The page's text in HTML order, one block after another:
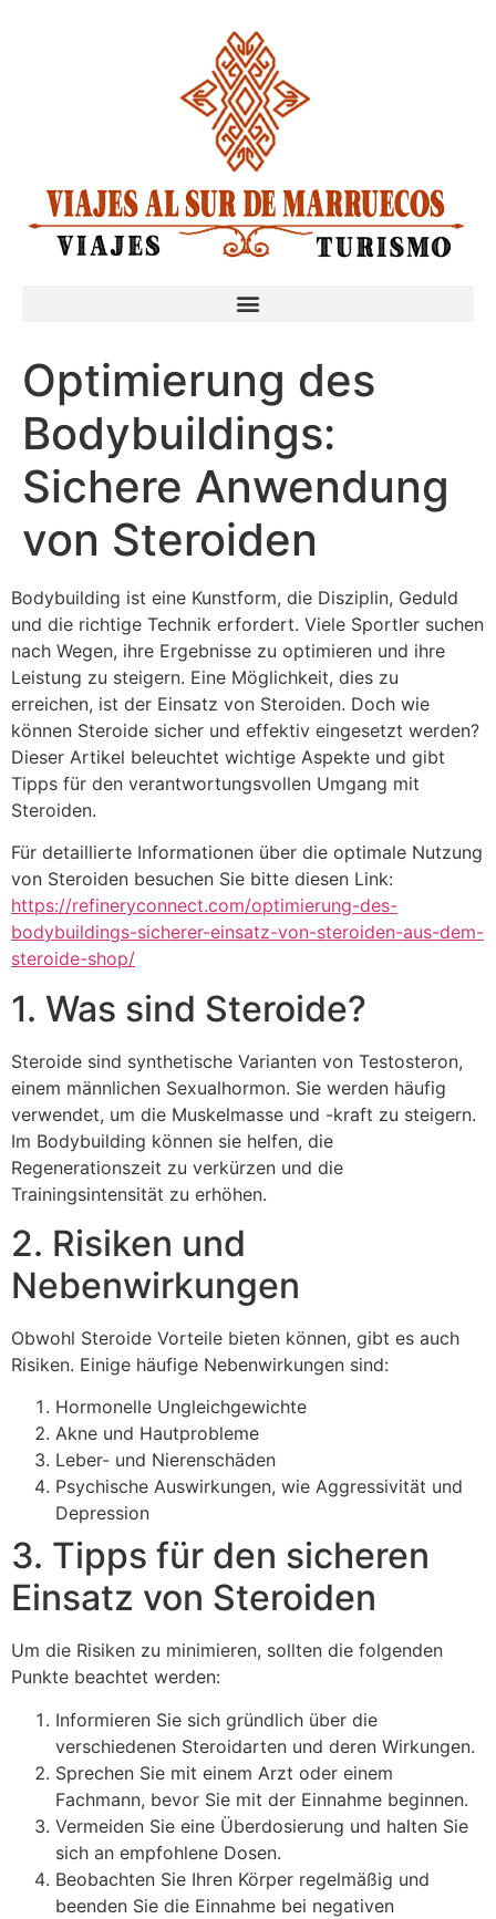
Optimierung des
Bodybuildings:
Sichere Anwendung
von Steroiden
Bodybuilding ist eine Kunstform, die Disziplin, Geduld
und die richtige Technik erfordert. Viele Sportler suchen
nach Wegen, ihre Ergebnisse zu optimieren und ihre
Leistung zu steigern. Eine Möglichkeit, dies zu
erreichen, ist der Einsatz von Steroiden. Doch wie
können Steroide sicher und effektiv eingesetzt werden?
Dieser Artikel beleuchtet wichtige Aspekte und gibt
Tipps für den verantwortungsvollen Umgang mit
Steroiden.
Für detaillierte Informationen über die optimale Nutzung
von Steroiden besuchen Sie bitte diesen Link:
https://refineryconnect.com/optimierung-des-
bodybuildings-sicherer-einsatz-von-steroiden-aus-dem-
steroide-shop/
1. Was sind Steroide?
Steroide sind synthetische Varianten von Testosteron,
einem männlichen Sexualhormon. Sie werden häufig
verwendet, um die Muskelmasse und -kraft zu steigern.
Im Bodybuilding können sie helfen, die
Regenerationszeit zu verkürzen und die
Trainingsintensität zu erhöhen.
2. Risiken und
Nebenwirkungen
Obwohl Steroide Vorteile bieten können, gibt es auch
Risiken. Einige häufige Nebenwirkungen sind:
Hormonelle Ungleichgewichte
Akne und Hautprobleme
Leber- und Nierenschäden
Psychische Auswirkungen, wie Aggressivität und
Depression
3. Tipps für den sicheren
Einsatz von Steroiden
Um die Risiken zu minimieren, sollten die folgenden
Punkte beachtet werden:
Informieren Sie sich gründlich über die
verschiedenen Steroidarten und deren Wirkungen.
Sprechen Sie mit einem Arzt oder einem
Fachmann, bevor Sie mit der Einnahme beginnen.
Vermeiden Sie eine Überdosierung und halten Sie
sich an empfohlene Dosen.
Beobachten Sie Ihren Körper regelmäßig und
beenden Sie die Einnahme bei negativen